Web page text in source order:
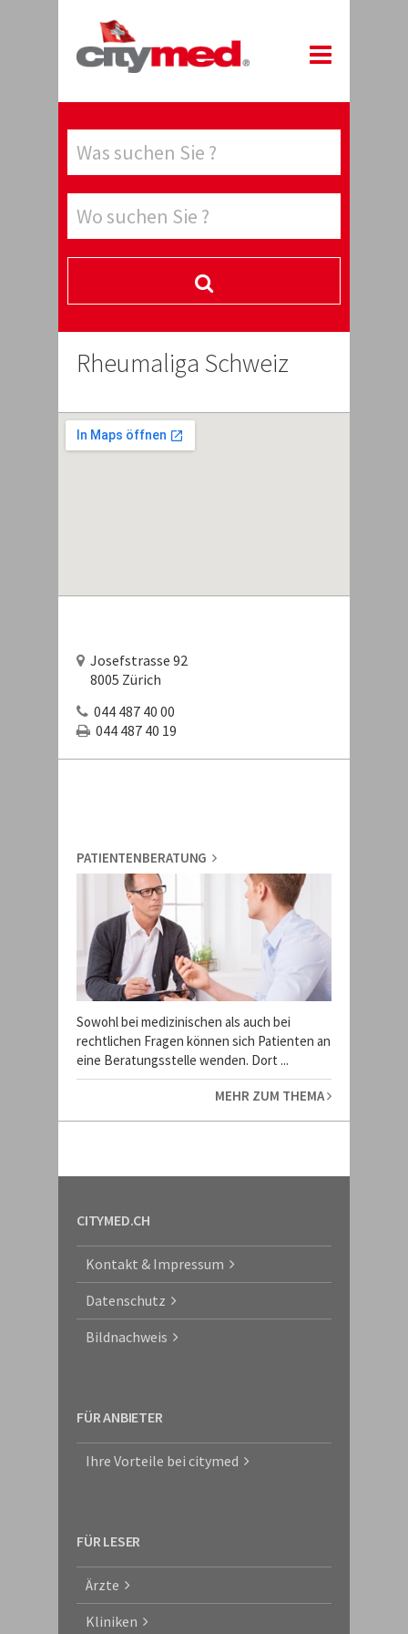
Rheumaliga Schweiz
Josefstrasse 92
8005 Zürich
044 487 40 00
044 487 40 19
PATIENTENBERATUNG
Sowohl bei medizinischen als auch bei
rechtlichen Fragen können sich Patienten an
eine Beratungsstelle wenden. Dort ...
MEHR ZUM THEMA
CITYMED.CH
Kontakt & Impressum
Datenschutz
Bildnachweis
FÜR ANBIETER
Ihre Vorteile bei citymed
FÜR LESER
Ärzte
Kliniken